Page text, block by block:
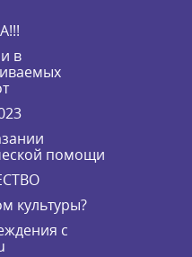
в
помощи
культуры?
с